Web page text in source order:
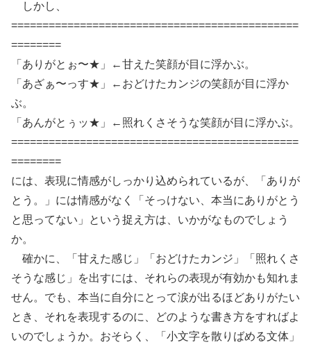
しかし、
==============================================
========
「ありがとぉ〜★」←甘えた笑顔が目に浮かぶ。
「あざぁ〜っす★」←おどけたカンジの笑顔が目に浮か
ぶ。
「あんがとぅッ★」←照れくさそうな笑顔が目に浮かぶ。
==============================================
========
には、表現に情感がしっかり込められているが、「ありが
とう。」には情感がなく「そっけない、本当にありがとう
と思ってない」という捉え方は、いかがなものでしょう
か。
確かに、「甘えた感じ」「おどけたカンジ」「照れくさ
そうな感じ」を出すには、それらの表現が有効かも知れま
せん。でも、本当に自分にとって涙が出るほどありがたい
とき、それを表現するのに、どのような書き方をすればよ
いのでしょうか。おそらく、「小文字を散りばめる文体」